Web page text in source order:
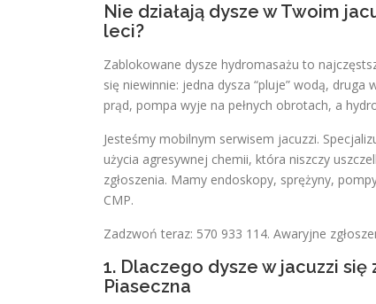
Nie działają dysze w Twoim
leci?
Zablokowane dysze hydromasażu to
się niewinnie: jedna dysza “pluje” wodą, druga
prąd, pompa wyje na pełnych obrotach, a
Jesteśmy mobilnym serwisem jacuzzi.
użycia agresywnej chemii, która niszczy
zgłoszenia. Mamy endoskopy, sprężyny,
CMP.
Zadzwoń teraz: 570 933 114. Awaryjne
1. Dlaczego dysze w jacuzzi
Piaseczna